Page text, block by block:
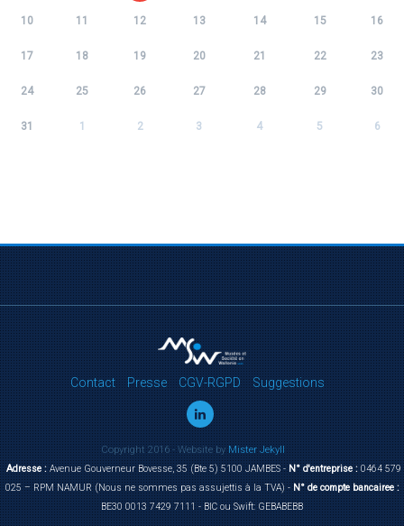
10 11 12 13 14 15 16
17 18 19 20 21 22 23
24 25 26 27 28 29 30
31 1 2 3 4 5 6
Contact Presse CGV-RGPD Suggestions
Copyright 2016 - Website byMister Jekyll
Adresse :Avenue Gouverneur Bovesse, 35 (Bte 5) 5100 JAMBES -N° d'entreprise :0464 579
025 – RPM NAMUR (Nous ne sommes pas assujettis à la TVA) -N° de compte bancairee :
BE30 0013 7429 7111 - BIC ou Swift: GEBABEBB